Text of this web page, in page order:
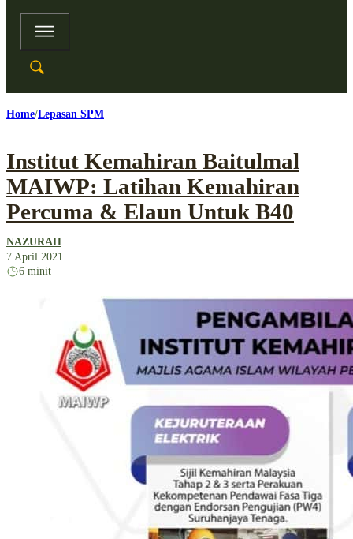
Home Lepasan SPM
Institut Kemahiran Baitulmal
MAIWP: Latihan Kemahiran
Percuma & Elaun Untuk B40
NAZURAH
7 April 2021
6 minit